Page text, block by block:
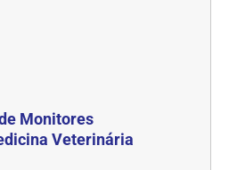
Monitores
Veterinária